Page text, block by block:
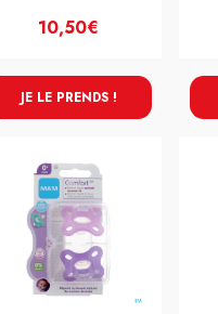
10,50€
JE LE PRENDS !